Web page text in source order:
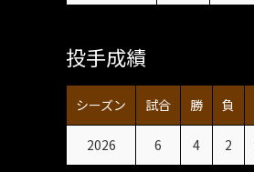
投手成績
シーズン 試合 勝 負
2026 6 4 2